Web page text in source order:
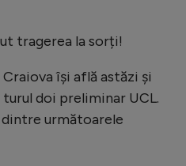
tragerea la sorți!
își află astăzi și
doi preliminar UCL.
următoarele